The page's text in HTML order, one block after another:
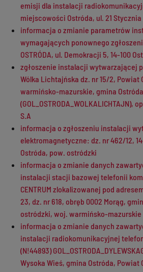
emisji dla instalacji
miejscowości Ostróda, ul. 21 Stycznia
informacja o zmianie parametrów
wymagających ponownego
OSTRÓDA, ul. Demokracji 5, 14-100
zgłoszenie instalacji wytwarzającej
Wólka Lichtajńska dz. nr 15/2, Powiat
warmińsko-mazurskie, gmina
(GOL_OSTRODA_WOLKALICHTAJN),
S.A
informacja o zgłoszeniu instalacji
elektromagnetyczne: dz. nr 462/12,
Ostróda, pow. ostródzki
informacja o zmianie danych
instalacji stacji bazowej telefonii
CENTRUM zlokalizowanej pod
23, dz. nr 618, obręb 0002 Morąg,
ostródzki, woj. warmińsko-mazurskie
informacja o zmianie danych
instalacji radiokomunikacyjnej
(N!44893)
Wysoka Wieś, gmina Ostróda, Powiat